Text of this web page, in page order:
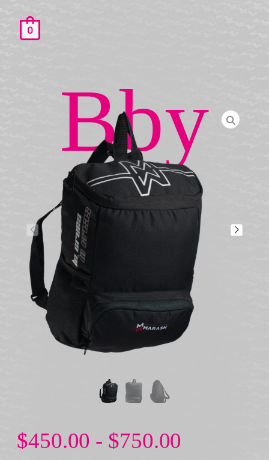
0
Un backpack de tamaño ideal para los más
Bby
$450.00 - $750.00